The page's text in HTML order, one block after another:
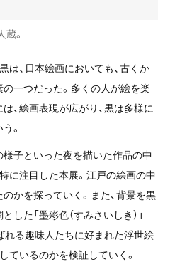
。
は、日本絵画においても、古くか
一つだった。多くの人が絵を楽
、絵画表現が広がり、黒は多様に
。
子といった夜を描いた作品の中
に注目した本展。江戸の絵画の中
かを探っていく。また、背景を黒
た「墨彩色（すみさいしき）」
ばれる趣味人たちに好まれた浮世絵
ているのかを検証していく。